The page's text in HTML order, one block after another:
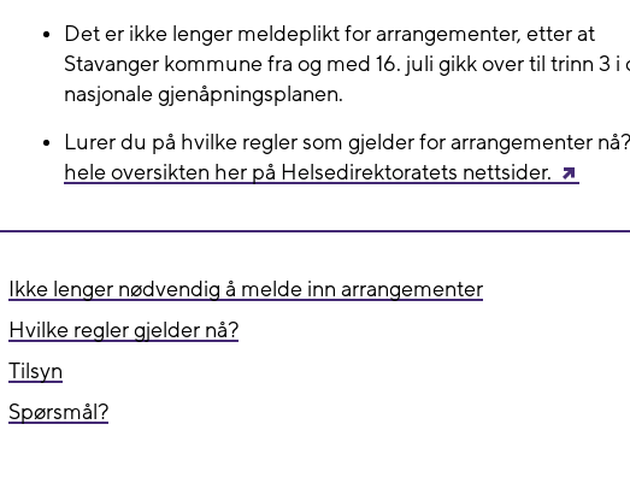
Det er ikke lenger meldeplikt for arrangementer, etter at
Stavanger kommune fra og med 16. juli gikk over til trinn 3 i
nasjonale gjenåpningsplanen.
Lurer du på hvilke regler som gjelder for arrangementer nå?
hele oversikten her på Helsedirektoratets nettsider.
Ikke lenger nødvendig å melde inn arrangementer
Hvilke regler gjelder nå?
Tilsyn
Spørsmål?